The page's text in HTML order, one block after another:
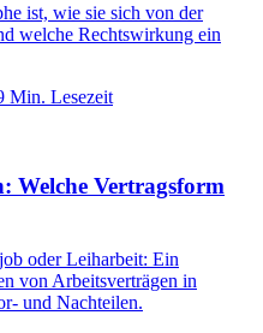
ist, wie sie sich von der
welche Rechtswirkung ein
Min. Lesezeit
Welche Vertragsform
oder Leiharbeit: Ein
von Arbeitsverträgen in
und Nachteilen.